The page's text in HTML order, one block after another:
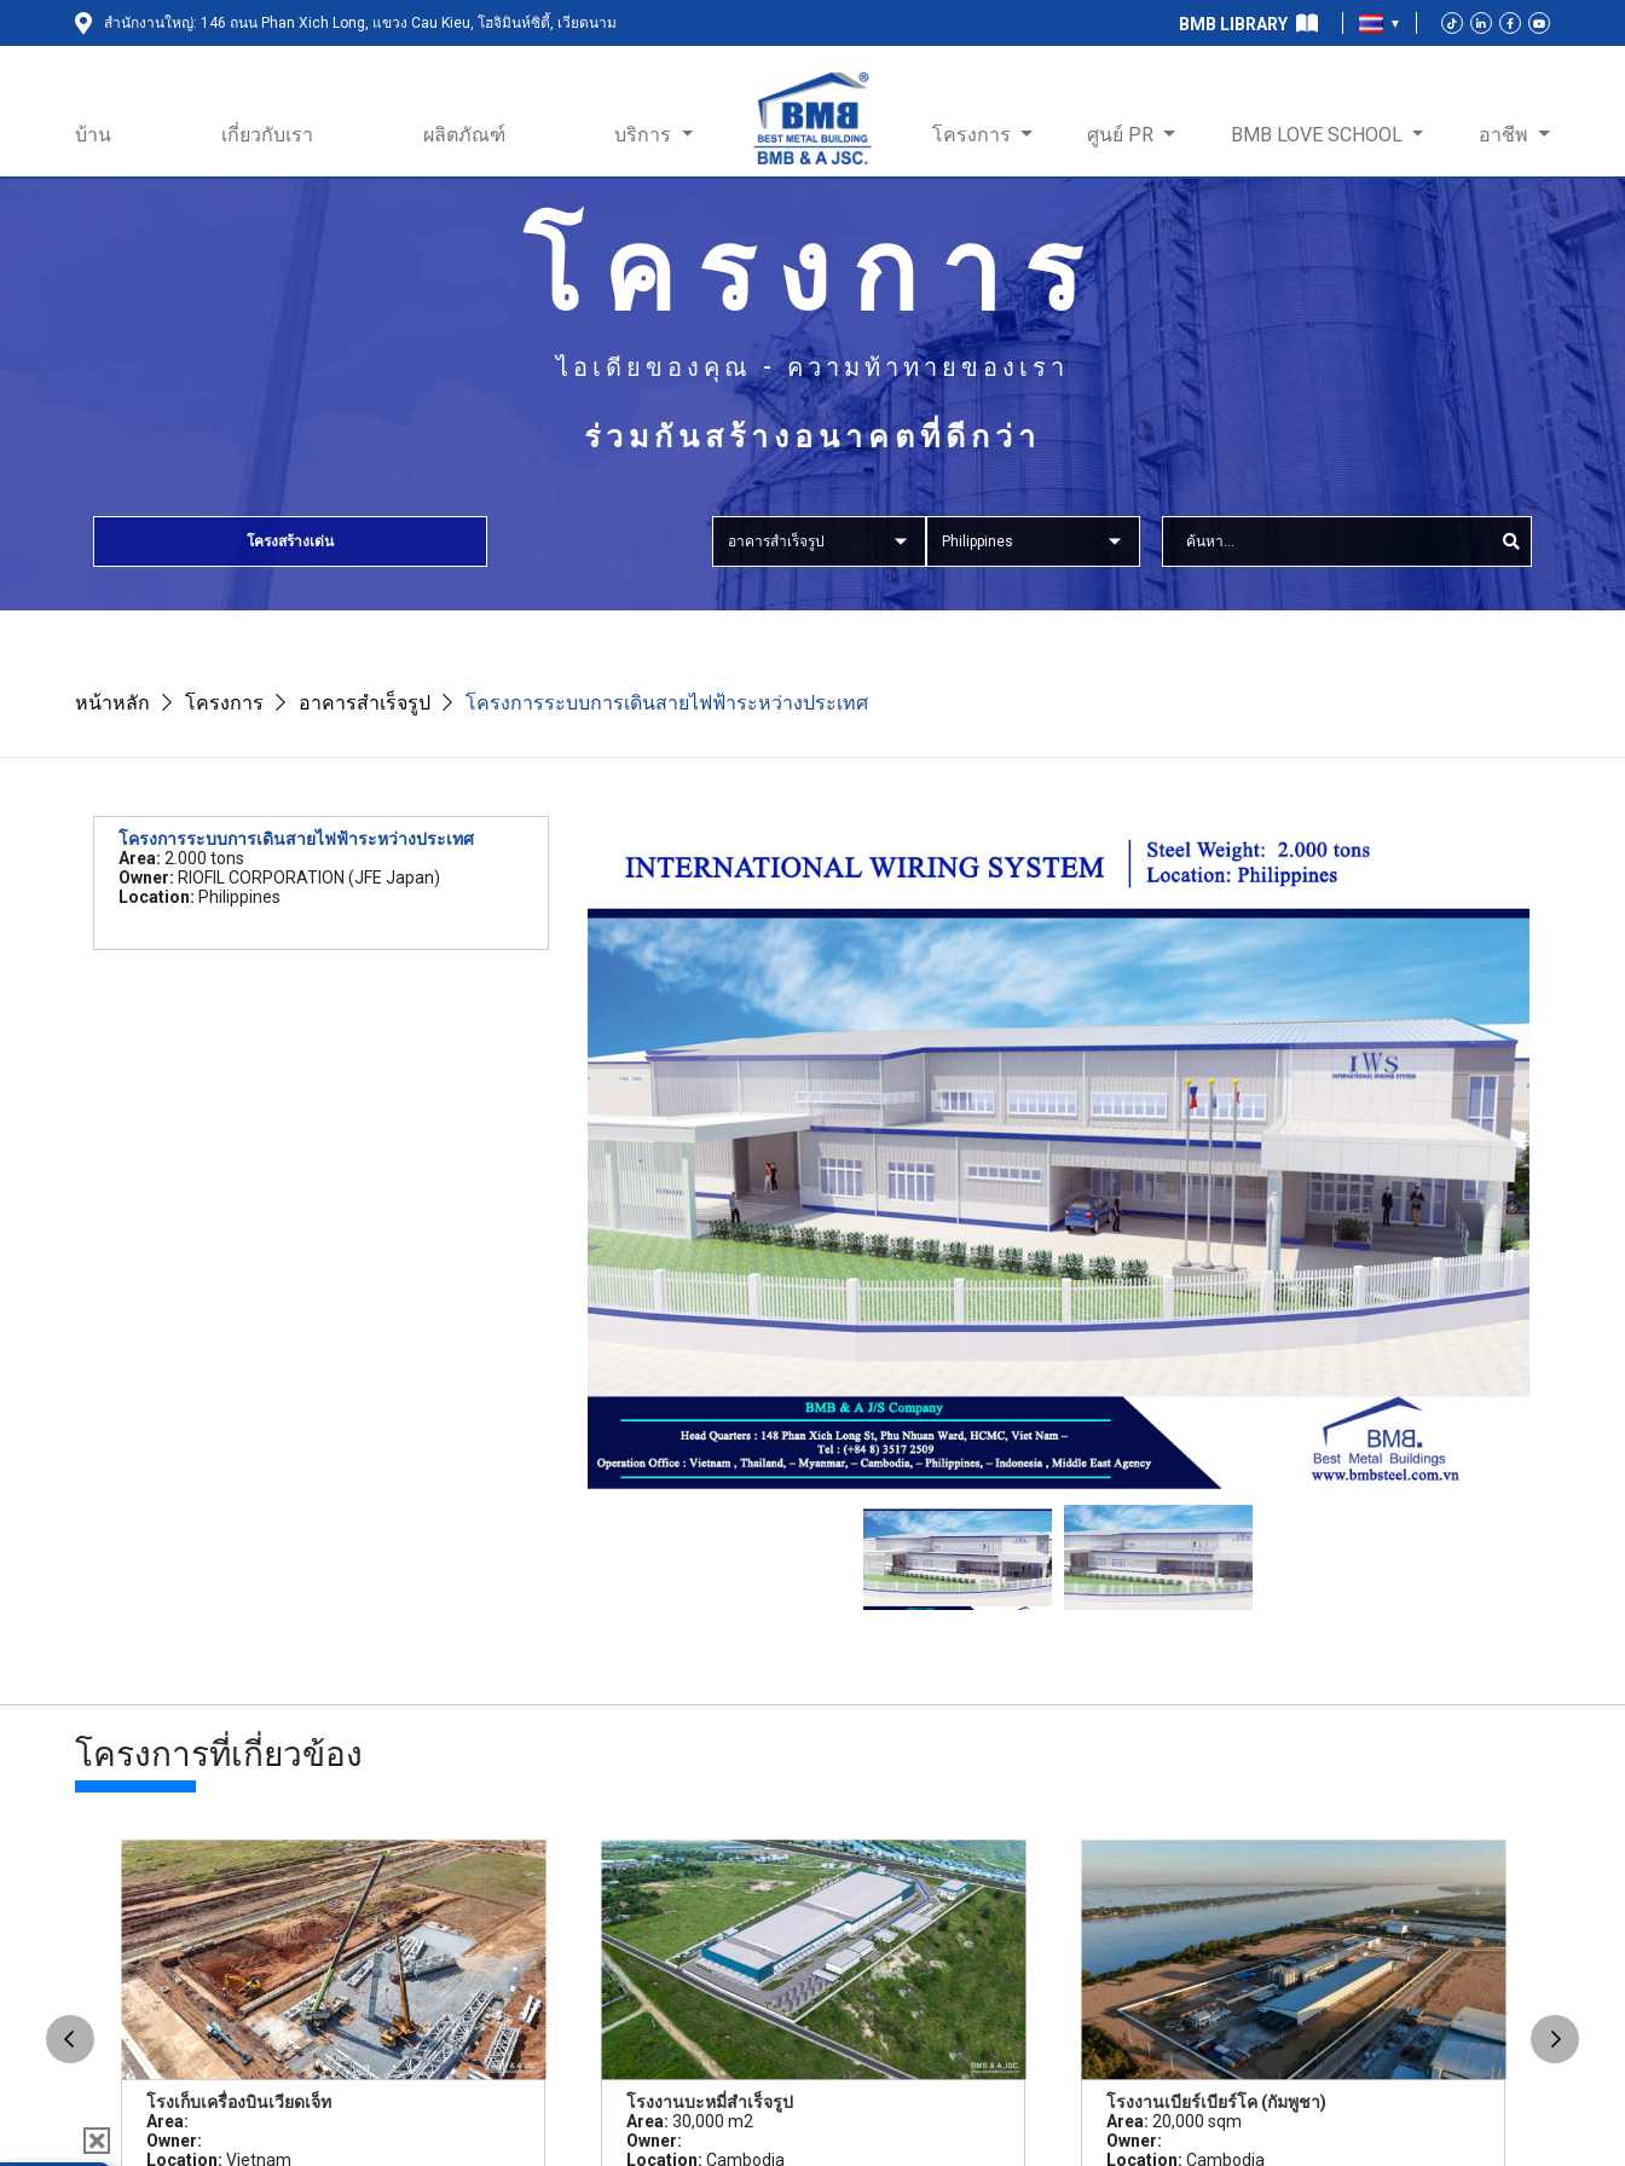
สำนักงานใหญ่: 146 ถนน Phan Xich Long, แขวง Cau Kieu, โฮจิมินห์ซิตี้, เวียดนาม BMB LIBRARY
บ้าน เกี่ยวกับเรา ผลิตภัณฑ์ บริการ โครงการ ศูนย์ PR BMB LOVE SCHOOL อาชีพ
โครงการ
ไอเดียของคุณ - ความท้าทายของเรา
ร่วมกันสร้างอนาคตที่ดีกว่า
โครงสร้างเด่น อาคารสำเร็จรูป Philippines
หน้าหลัก โครงการ อาคารสำเร็จรูป โครงการระบบการเดินสายไฟฟ้าระหว่างประเทศ
โครงการระบบการเดินสายไฟฟ้าระหว่างประเทศ
Area: 2.000 tons
Owner: RIOFIL CORPORATION (JFE Japan)
Location: Philippines
โครงการที่เกี่ยวข้อง
โรงเก็บเครื่องบินเวียดเจ็ท
Area:
Owner:
Location: Vietnam
โรงงานบะหมี่สำเร็จรูป
Area: 30,000 m2
Owner:
Location: Cambodia
โรงงานเบียร์เบียร์โค (กัมพูชา)
Area: 20,000 sqm
Owner:
Location: Cambodia